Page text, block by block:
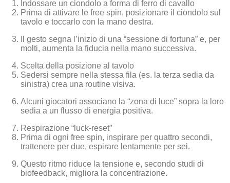
Indossare un ciondolo a forma di ferro di cavallo
Prima di attivare le free spin, posizionare il ciondolo sul
tavolo e toccarlo con la mano destra.
Il gesto segna l’inizio di una “sessione di fortuna” e, per
molti, aumenta la fiducia nella mano successiva.
Scelta della posizione al tavolo
Sedersi sempre nella stessa fila (es. la terza sedia da
sinistra) crea una routine visiva.
Alcuni giocatori associano la “zona di luce” sopra la loro
sedia a un flusso di energia positiva.
Respirazione “luck‑reset”
Prima di ogni free spin, inspirare per quattro secondi,
trattenere per due, espirare lentamente per sei.
Questo ritmo riduce la tensione e, secondo studi di
biofeedback, migliora la concentrazione.